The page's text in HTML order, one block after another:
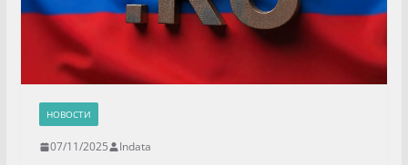
НОВОСТИ
07/11/2025 Indata